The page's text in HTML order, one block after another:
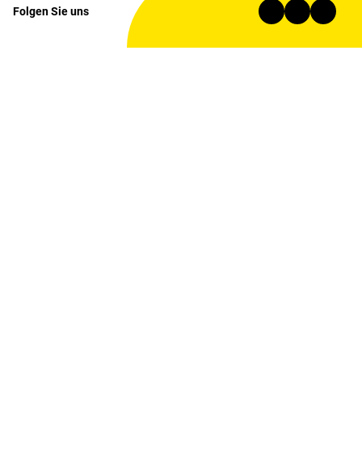
Folgen Sie uns